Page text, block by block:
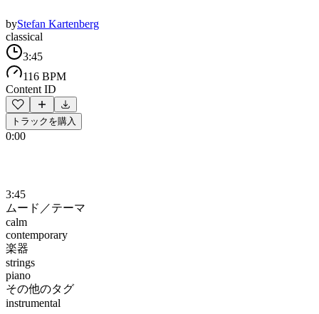
byStefan Kartenberg
classical
3:45
116 BPM
Content ID
トラックを購入
0:00
3:45
ムード／テーマ
calm
contemporary
楽器
strings
piano
その他のタグ
instrumental